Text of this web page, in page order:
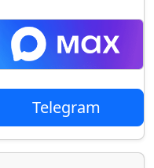
Telegram